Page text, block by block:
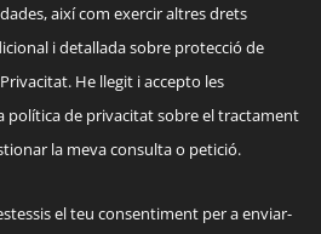
així com exercir altres drets
i detallada sobre protecció de
He llegit i accepto les
política de privacitat sobre el tractament
la meva consulta o petició.
el teu consentiment per a enviar-